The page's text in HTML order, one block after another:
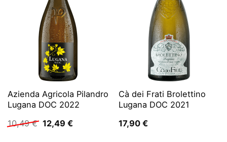
Azienda Agricola Pilandro
Lugana DOC 2022
10,49€ Ursprünglicher
Preis
12,49 €Aktueller
Cà dei Frati Brolettino
Lugana DOC 2021
17,90 €